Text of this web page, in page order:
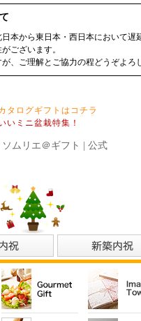
本から東日本・西日本において
ございます。
、ご理解とご協力の程どうぞよろ
タログギフトはコチラ
いミニ盆栽特集！
ムリエ＠ギフト | 公式